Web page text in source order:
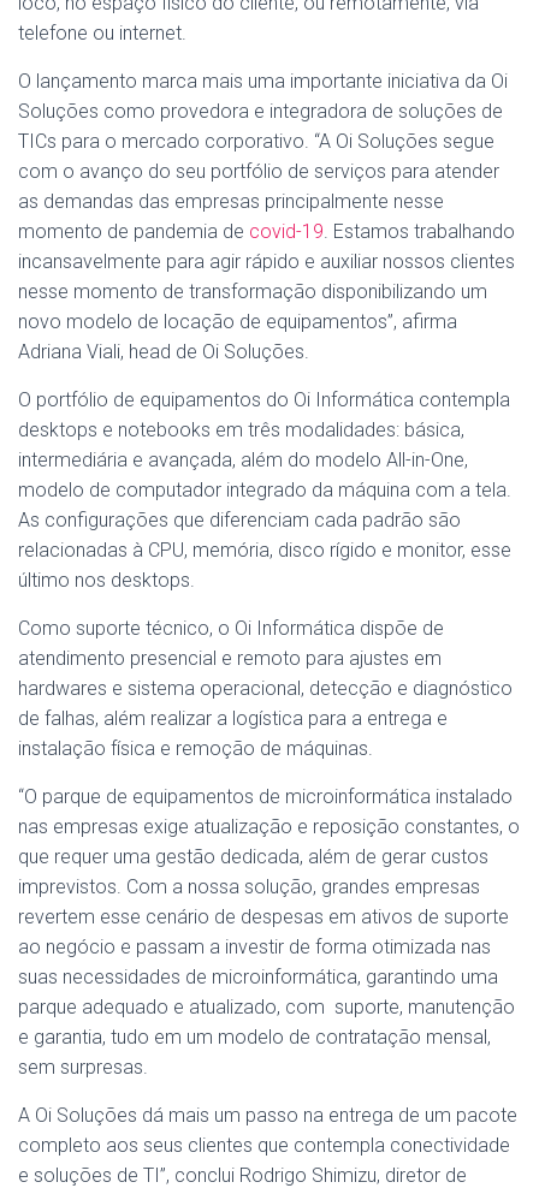
telefone ou internet.
O lançamento marca mais uma importante iniciativa da Oi
Soluções como provedora e integradora de soluções de
TICs para o mercado corporativo. “A Oi Soluções segue
com o avanço do seu portfólio de serviços para atender
as demandas das empresas principalmente nesse
momento de pandemia de covid-19. Estamos trabalhando
incansavelmente para agir rápido e auxiliar nossos clientes
nesse momento de transformação disponibilizando um
novo modelo de locação de equipamentos”, afirma
Adriana Viali, head de Oi Soluções.
O portfólio de equipamentos do Oi Informática contempla
desktops e notebooks em três modalidades: básica,
intermediária e avançada, além do modelo All-in-One,
modelo de computador integrado da máquina com a tela.
As configurações que diferenciam cada padrão são
relacionadas à CPU, memória, disco rígido e monitor, esse
último nos desktops.
Como suporte técnico, o Oi Informática dispõe de
atendimento presencial e remoto para ajustes em
hardwares e sistema operacional, detecção e diagnóstico
de falhas, além realizar a logística para a entrega e
instalação física e remoção de máquinas.
“O parque de equipamentos de microinformática instalado
nas empresas exige atualização e reposição constantes, o
que requer uma gestão dedicada, além de gerar custos
imprevistos. Com a nossa solução, grandes empresas
revertem esse cenário de despesas em ativos de suporte
ao negócio e passam a investir de forma otimizada nas
suas necessidades de microinformática, garantindo uma
parque adequado e atualizado, com suporte, manutenção
e garantia, tudo em um modelo de contratação mensal,
sem surpresas.
A Oi Soluções dá mais um passo na entrega de um pacote
completo aos seus clientes que contempla conectividade
e soluções de TI”, conclui Rodrigo Shimizu, diretor de